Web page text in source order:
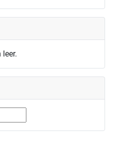
leer.